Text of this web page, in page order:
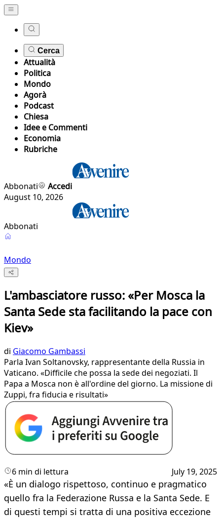
Cerca
Attualità
Politica
Mondo
Agorà
Podcast
Chiesa
Idee e Commenti
Economia
Rubriche
Abbonati
Accedi
August 10, 2026
Abbonati
Mondo
L'ambasciatore russo: «Per Mosca la
Santa Sede sta facilitando la pace con
Kiev»
di Giacomo Gambassi
Parla Ivan Soltanovsky, rappresentante della Russia in
Vaticano. «Difficile che possa la sede dei negoziati. Il
Papa a Mosca non è all'ordine del giorno. La missione di
Zuppi, fra fiducia e risultati»
6 min di lettura July 19, 2025
«È un dialogo rispettoso, continuo e pragmatico
quello fra la Federazione Russa e la Santa Sede. E
di questi tempi si tratta di una positiva eccezione